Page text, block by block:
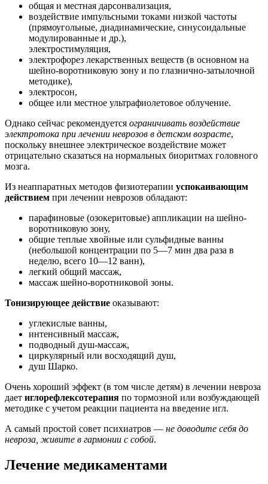
общая и местная дарсонвализация,
воздействие импульсными токами низкой частоты
(прямоугольные, диадинамические, синусоидальные
модулированные и др.),
электростимуляция,
электрофорез лекарственных веществ (в основном на
шейно-воротниковую зону и по глазнично-затылочной
методике),
электросон,
общее или местное ультрафиолетовое облучение.
Однако сейчас рекомендуется ограничивать воздействие
электротока при лечении неврозов в детском возрасте,
поскольку внешнее электрическое воздействие может
отрицательно сказаться на нормальных биоритмах головного
мозга.
Из неаппаратных методов физиотерапии успокаивающим
действием при лечении неврозов обладают:
парафиновые (озокеритовые) аппликации на шейно-
воротниковую зону,
общие теплые хвойные или сульфидные ванны
(небольшой концентрации по 5—7 мин два раза в
неделю, всего 10—12 ванн),
легкий общий массаж,
массаж шейно-воротниковой зоны.
Тонизирующее действие оказывают:
углекислые ванны,
интенсивный массаж,
подводный душ-массаж,
циркулярный или восходящий душ,
душ Шарко.
Очень хороший эффект (в том числе детям) в лечении невроза
дает иглорефлексотерапия по тормозной или возбуждающей
методике с учетом реакции пациента на введение игл.
А самый простой совет психиатров — не доводите себя до
невроза, живите в гармонии с собой.
Лечение медикаментами